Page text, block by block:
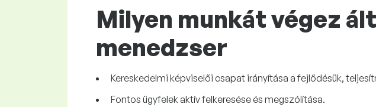
Milyen munkát végez
menedzser
Kereskedelmi képviselői csapat irányítása a fejlődésük,
Fontos ügyfelek aktív felkeresése és megszólítása.